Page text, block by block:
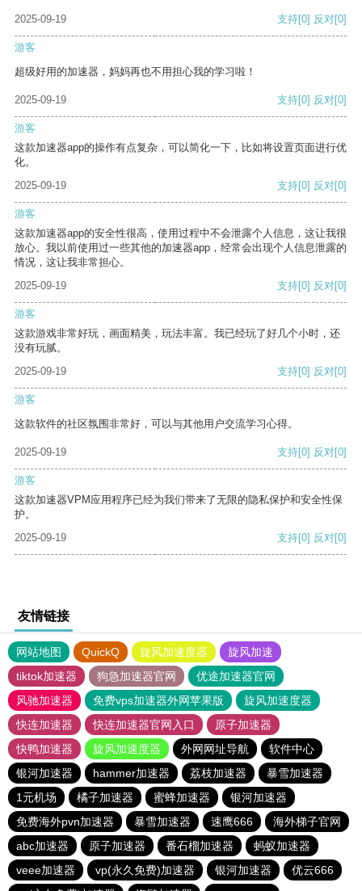
2025-09-19 支持[0] 反对[0]
游客
超级好用的加速器，妈妈再也不用担心我的学习啦！
2025-09-19 支持[0] 反对[0]
游客
这款加速器app的操作有点复杂，可以简化一下，比如将设置页面进行优
化。
2025-09-19
支持[0] 反对[0]
游客
这款加速器app的安全性很高，使用过程中不会泄露个人信息，这让我很
放心。我以前使用过一些其他的加速器app，经常会出现个人信息泄露的
情况，这让我非常担心。
2025-09-19
支持[0] 反对[0]
游客
这款游戏非常好玩，画面精美，玩法丰富。我已经玩了好几个小时，还
没有玩腻。
2025-09-19
支持[0] 反对[0]
游客
这款软件的社区氛围非常好，可以与其他用户交流学习心得。
2025-09-19 支持[0] 反对[0]
游客
这款加速器VPM应用程序已经为我们带来了无限的隐私保护和安全性保
护。
2025-09-19
支持[0] 反对[0]
友情链接
网站地图 QuickQ 旋风加速度器
旋风加速
tiktok加速器
狗急加速器官网
优途加速器官网
风驰加速器
免费vps加速器外网苹果版
旋风加速度器
快连加速器
快连加速器官网入口
原子加速器
快鸭加速器
旋风加速度器 外网网址导航
软件中心
银河加速器
hammer加速器 荔枝加速器
暴雪加速器
1元机场
橘子加速器 蜜蜂加速器
银河加速器
免费海外pvn加速器
暴雪加速器 速鹰666
海外梯子官网
abc加速器
原子加速器 番石榴加速器
蚂蚁加速器
veee加速器
vp(永久免费)加速器 银河加速器
优云666